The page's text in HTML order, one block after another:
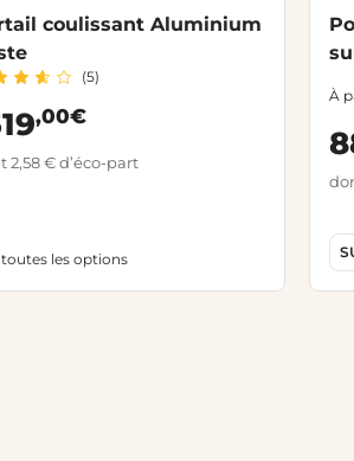
coulissant Aluminium
(5)
,00€
2,58 € d’éco-part
toutes les options
À